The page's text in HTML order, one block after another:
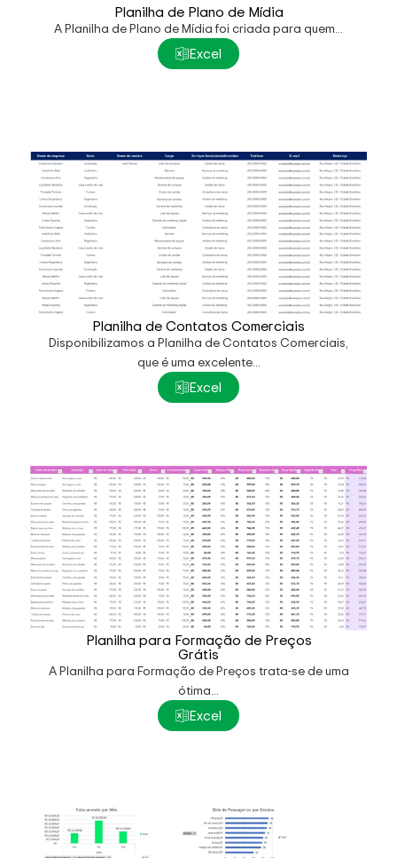
Planilha de Plano de Mídia
A Planilha de Plano de Mídia foi criada para quem...
Excel
Planilha de Contatos Comerciais
Disponibilizamos a Planilha de Contatos Comerciais,
que é uma excelente...
Excel
Planilha para Formação de Preços
Grátis
A Planilha para Formação de Preços trata-se de uma
ótima...
Excel